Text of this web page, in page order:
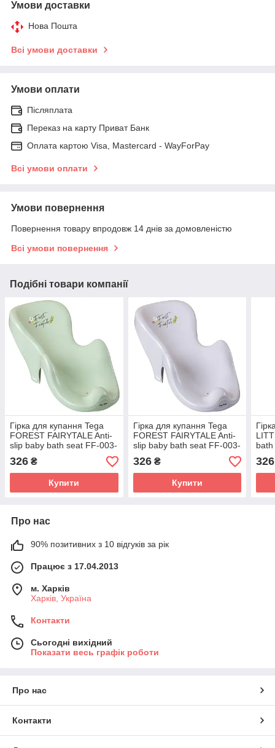
Умови доставки
Нова Пошта
Всі умови доставки
Умови оплати
Післяплата
Переказ на карту Приват Банк
Оплата картою Visa, Mastercard - WayForPay
Всі умови оплати
Умови повернення
Повернення товару впродовж 14 днів за домовленістю
Всі умови повернення
Подібні товари компанії
Гірка для купання Tega
FOREST FAIRYTALE Anti-
slip baby bath seat FF-003-
112 light green (зелений)
326 ₴
Купити
Гірка для купання Tega
FOREST FAIRYTALE Anti-
slip baby bath seat FF-003-
111 light beige (бежевий)
326₴
Купити
326
Про нас
90% позитивних з 10 відгуків за рік
Працює з 17.04.2013
м. Харків
Харків, Україна
Контакти
Сьогодні вихідний
Показати весь графік роботи
Про нас
Контакти